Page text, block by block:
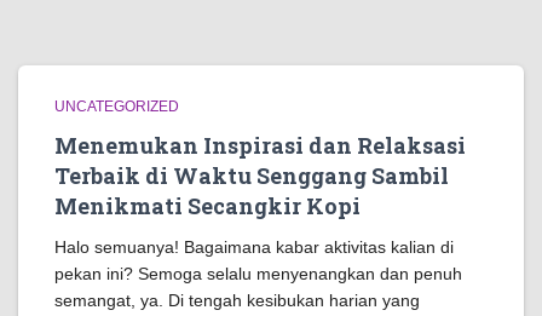
UNCATEGORIZED
Menemukan Inspirasi dan Relaksasi
Terbaik di Waktu Senggang Sambil
Menikmati Secangkir Kopi
Halo semuanya! Bagaimana kabar aktivitas kalian di
pekan ini? Semoga selalu menyenangkan dan penuh
semangat, ya. Di tengah kesibukan harian yang